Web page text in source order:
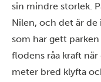
sin mindre storlek.
Nilen, och det är
som har gett
flodens råa kraft
meter bred klyfta